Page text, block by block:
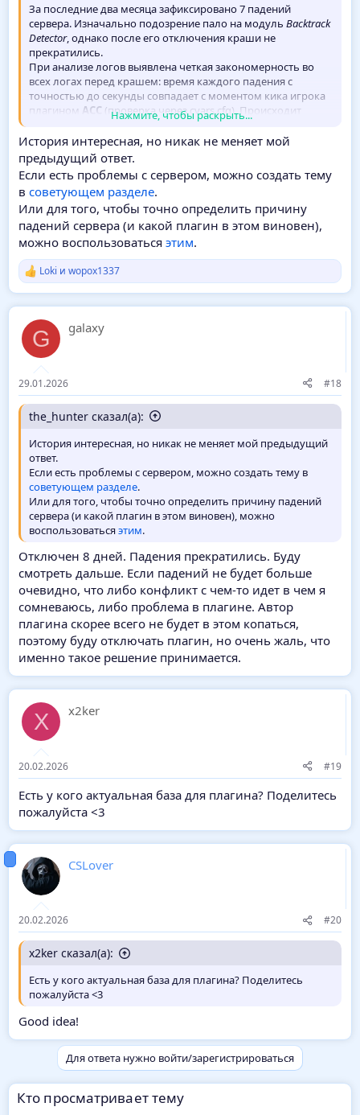
За последние два месяца зафиксировано 7 падений
сервера. Изначально подозрение пало на модуль Backtrack
Detector, однако после его отключения краши не
прекратились.
При анализе логов выявлена четкая закономерность во
всех логах перед крашем: время каждого падения с
точностью до секунды совпадает с моментом кика игрока
плагином ACC (проверка через cvars.cfg). Происходит
критическая ошибка (Segmentation Fault).
Нажмите, чтобы раскрыть...
История интересная, но никак не меняет мой
предыдущий ответ.
Если есть проблемы с сервером, можно создать тему
в советующем разделе.
Или для того, чтобы точно определить причину
падений сервера (и какой плагин в этом виновен),
можно воспользоваться этим.
Р
ц
и
Loki и wopox1337
G galaxy
29.01.2026 #18
the_hunter сказал(а):
История интересная, но никак не меняет мой предыдущий
ответ.
Если есть проблемы с сервером, можно создать тему в
советующем разделе.
Или для того, чтобы точно определить причину падений
сервера (и какой плагин в этом виновен), можно
воспользоватьсяэтим.
Отключен 8 дней. Падения прекратились. Буду
смотреть дальше. Если падений не будет больше
очевидно, что либо конфликт с чем-то идет в чем я
сомневаюсь, либо проблема в плагине. Автор
плагина скорее всего не будет в этом копаться,
поэтому буду отключать плагин, но очень жаль, что
именно такое решение принимается.
X x2ker
20.02.2026 #19
Есть у кого актуальная база для плагина? Поделитесь
пожалуйста <3
CSLover
20.02.2026 #20
x2ker сказал(а):
Есть у кого актуальная база для плагина? Поделитесь
пожалуйста <3
Good idea!
Для ответа нужно войти/зарегистрироваться
Кто просматривает тему